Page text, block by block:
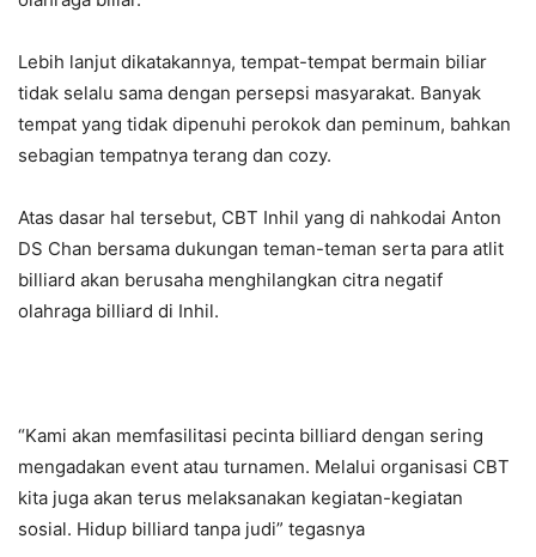
Lebih lanjut dikatakannya, tempat-tempat bermain biliar
tidak selalu sama dengan persepsi masyarakat. Banyak
tempat yang tidak dipenuhi perokok dan peminum, bahkan
sebagian tempatnya terang dan cozy.
Atas dasar hal tersebut, CBT Inhil yang di nahkodai Anton
DS Chan bersama dukungan teman-teman serta para atlit
billiard akan berusaha menghilangkan citra negatif
olahraga billiard di Inhil.
“Kami akan memfasilitasi pecinta billiard dengan sering
mengadakan event atau turnamen. Melalui organisasi CBT
kita juga akan terus melaksanakan kegiatan-kegiatan
sosial. Hidup billiard tanpa judi” tegasnya